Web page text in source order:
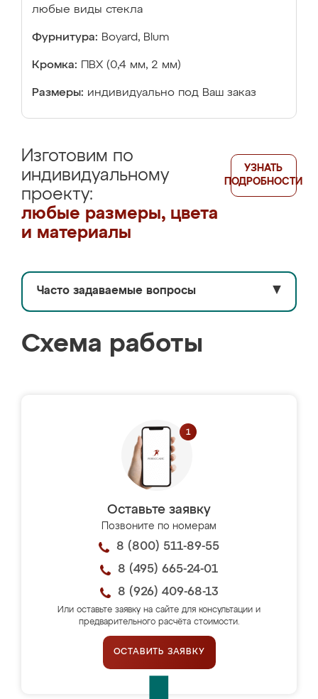
любые виды стекла
Фурнитура: Boyard, Blum
Кромка: ПВХ (0,4 мм, 2 мм)
Размеры: индивидуально под Ваш заказ
Изготовим по
индивидуальному
проекту:
любые размеры, цвета
и материалы
УЗНАТЬ
ПОДРОБНОСТИ
Часто задаваемые вопросы ▼
Схема работы
Оставьте заявку
Позвоните по номерам
8 (800) 511-89-55
8 (495) 665-24-01
8 (926) 409-68-13
Или оставьте заявку на сайте для консультации и
предварительного расчёта стоимости.
ОСТАВИТЬ ЗАЯВКУ